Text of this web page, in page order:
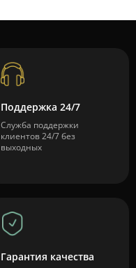
Поддержка 24/7
Служба поддержки
клиентов 24/7 без
выходных
Гарантия качества